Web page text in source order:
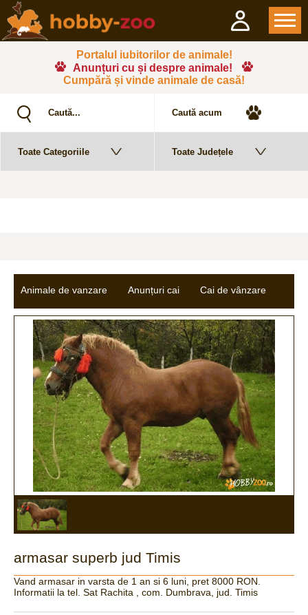
Portalul iubitorilor de animale!
Anunțuri cu și despre animale!
Cumpără și vinde animale de casă!
Animale de vanzare Anunțuri cai Cai de vânzare
armasar superb jud Timis
Vand armasar in varsta de 1 an si 6 luni, pret 8000 RON.
Informatii la tel. Sat Rachita , com. Dumbrava, jud. Timis